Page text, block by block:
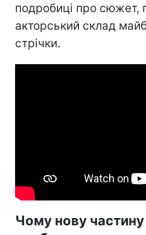
подробиці про сюжет,
акторський склад
стрічки.
Чому нову